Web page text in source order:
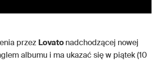
przez Lovatonadchodzącej nowej
albumu i ma ukazać się w piątek (10